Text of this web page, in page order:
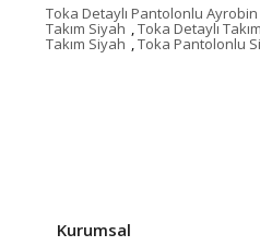
Toka Detaylı Pantolonlu Ayrobin
Takım Siyah ,Toka Detaylı Takım
Takım Siyah ,Toka Pantolonlu
Kurumsal